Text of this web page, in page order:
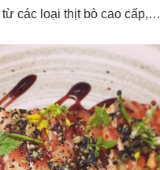
các loại thịt bò cao cấp,…